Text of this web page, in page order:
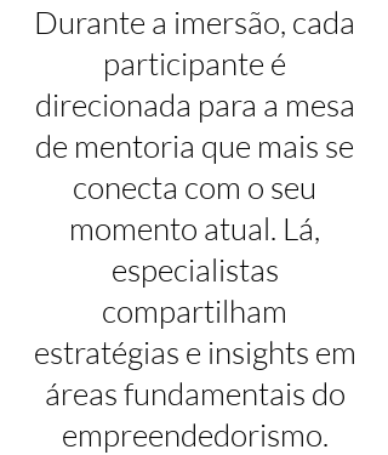
Durante a imersão, cada
participante é
direcionada para a mesa
de mentoria que mais se
conecta com o seu
momento atual. Lá,
especialistas
compartilham
estratégias e insights em
áreas fundamentais do
empreendedorismo.